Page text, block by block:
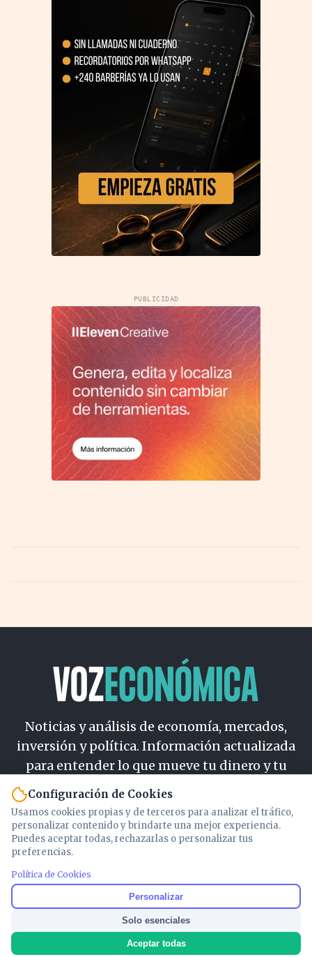
PUBLICIDAD
Noticias y análisis de economía, mercados,
inversión y política. Información actualizada
para entender lo que mueve tu dinero y tu
país.
Nosotros
Cookies
Política de Contenido
Configuración de Cookies
Usamos cookies propias y de terceros para analizar el tráfico,
personalizar contenido y brindarte una mejor experiencia.
Puedes aceptar todas, rechazarlas o personalizar tus
preferencias.
Política de Cookies
Personalizar
Solo esenciales
Aceptar todas